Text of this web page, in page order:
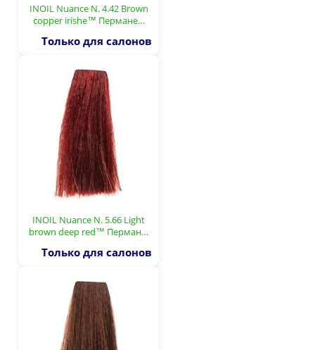
INOIL Nuance N. 4.42 Brown
copper irishe™ Пермане…
Только для салонов
INOIL Nuance N. 5.66 Light
brown deep red™ Перман…
Только для салонов